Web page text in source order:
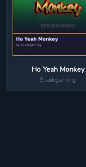
Ho Yeah Monkey
Spadegaming